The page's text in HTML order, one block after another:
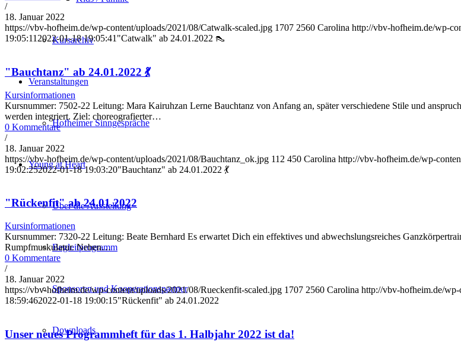
Kursarchiv
Veranstaltungen
Hofheimer Sinngespräche
Young at Heart
Über die Ausstellung
Begleitprogramm
Sponsoren und Kooperationspartner
Downloads
/
18. Januar 2022
https://vbv-hofheim.de/wp-content/uploads/2021/08/Catwalk-scaled.jpg 1707 2560 Carolina http://vbv-hofheim.de/wp-
19:05:11 2022-01-18 19:05:41 "Catwalk" ab 24.01.2022 👠
"Bauchtanz" ab 24.01.2022 💃
Kursinformationen
Kursnummer: 7502-22 Leitung: Mara Kairuhzan Lerne Bauchtanz von Anfang an, später verschiedene Stile und
werden integriert. Ziel: choreografierter…
0 Kommentare
/
18. Januar 2022
https://vbv-hofheim.de/wp-content/uploads/2021/08/Bauchtanz_ok.jpg 112 450 Carolina http://vbv-hofheim.de/wp-
19:02:252022-01-18 19:03:20"Bauchtanz" ab 24.01.2022 💃
"Rückenfit" ab 24.01.2022
Kursinformationen
Kursnummer: 7320-22 Leitung: Beate Bernhard Es erwartet Dich ein effektives und abwechslungsreiches
Rumpfmuskulatur. Neben…
0 Kommentare
/
18. Januar 2022
https://vbv-hofheim.de/wp-content/uploads/2021/08/Rueckenfit-scaled.jpg 1707 2560 Carolina http://vbv-hofheim.de/
18:59:462022-01-18 19:00:15"Rückenfit" ab 24.01.2022
Unser neues Programmheft für das 1. Halbjahr 2022 ist da!